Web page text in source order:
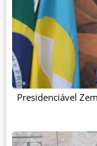
Presidenciável